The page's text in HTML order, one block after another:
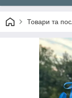
Товари та